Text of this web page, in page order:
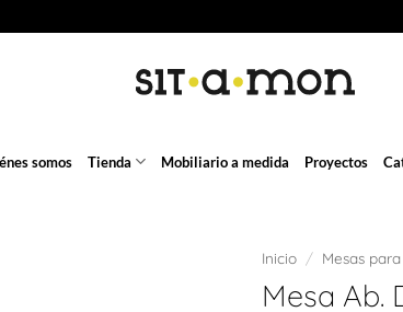
somos Tienda Mobiliario a medida Proyectos
Inicio / Mesas
Mesa Ab.